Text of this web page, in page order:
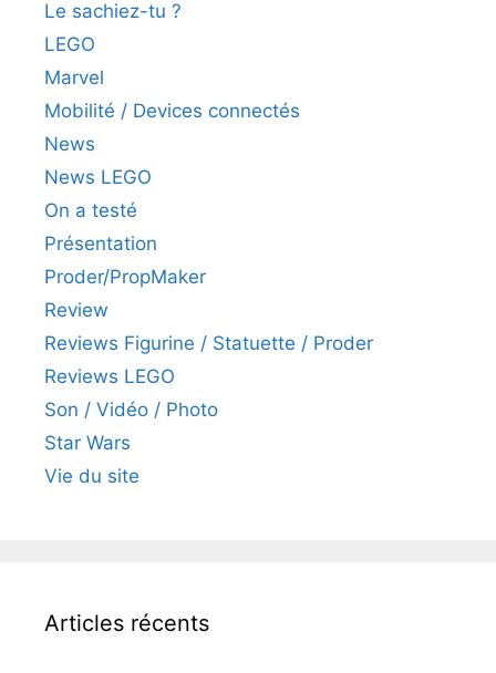
Le sachiez-tu ?
LEGO
Marvel
Mobilité / Devices connectés
News
News LEGO
On a testé
Présentation
Proder/PropMaker
Review
Reviews Figurine / Statuette / Proder
Reviews LEGO
Son / Vidéo / Photo
Star Wars
Vie du site
Articles récents